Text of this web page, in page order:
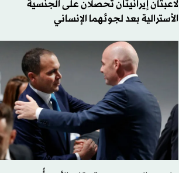
لاعبتان إيرانيتان تحصلان على الجنسية
الأسترالية بعد لجوئهما الإنساني